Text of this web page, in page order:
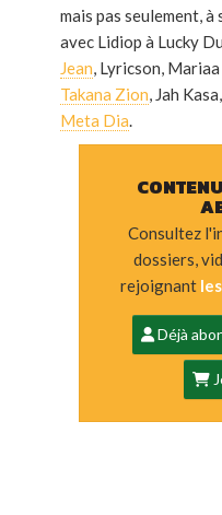
mais pas seulement,
avec Lidiop à Lucky
Jean, Lyricson, Mariaa
Takana Zion, Jah
Meta Dia.
Consultez
dossiers,
rejoignant
Déjà